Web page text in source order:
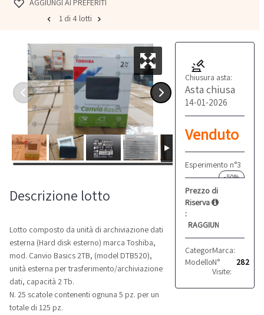
AGGIUNGI AI PREFERITI
1 di 4 lotti
Chiusura asta:
Asta chiusa
14-01-2026
Venduto
Esperimento n°3
-50%
Prezzo di
Riserva
:
RAGGIUNTO
Categoria:Marca:
Modello: Canvio
N°
Visite:
282
Descrizione lotto
Lotto composto da unità di archiviazione dati
esterna (Hard disk esterno) marca Toshiba,
mod. Canvio Basics 2TB, (model DTB520),
unità esterna per trasferimento/archiviazione
dati, capacità 2 Tb.
N. 25 scatole contenenti ognuna 5 pz. per un
totale di 125 pz.